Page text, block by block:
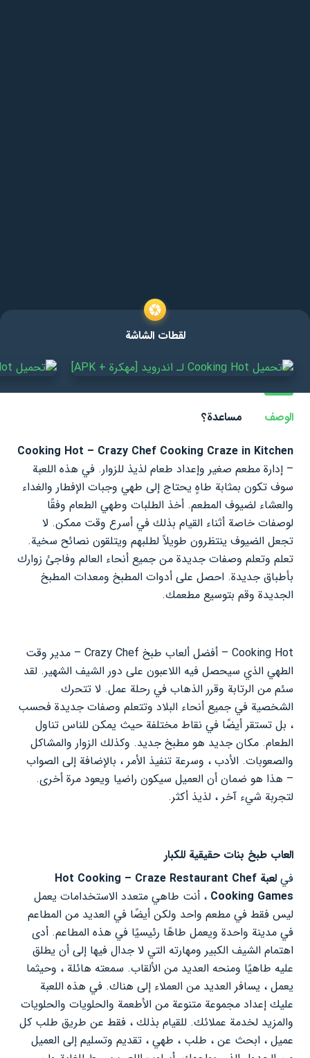
لقطات الشاشة
الوصف
مساعدة؟
Cooking Hot – Crazy Chef Cooking Craze in Kitchen
– إدارة مطعم صغير وإعداد طعام لذيذ للزوار. في هذه اللعبة
سوف تكون بمثابة طاهٍ يحتاج إلى طهي وجبات الإفطار والغداء
والعشاء لضيوف المطعم. أخذ الطلبات وطهي الطعام وفقًا
لوصفات خاصة أثناء القيام بذلك في أسرع وقت ممكن. لا
تجعل الضيوف ينتظرون طويلاً لطلبهم ويتلقون نصائح سخية.
تعلم وتعلم وصفات جديدة من جميع أنحاء العالم وفاجئ زوارك
بأطباق جديدة. احصل على أدوات المطبخ ومعدات المطبخ
الجديدة وقم بتوسيع مطعمك.
Cooking Hot – أفضل ألعاب طبخ Crazy Chef – مدير وقت
الطهي الذي سيحصل فيه اللاعبون على دور الشيف الشهير. لقد
سئم من الرتابة وقرر الذهاب في رحلة عمل. لا تتحرك
الشخصية في جميع أنحاء البلاد وتتعلم وصفات جديدة فحسب
، بل تستقر أيضًا في نقاط مختلفة حيث يمكن للناس تناول
الطعام. مكان جديد هو مطبخ جديد. وكذلك الزوار والمشاكل
والصعوبات. الأدب ، وسرعة تنفيذ الأمر ، بالإضافة إلى الصواب
– هذا هو ضمان أن العميل سيكون راضيا ويعود مرة أخرى.
لتجربة شيء آخر ، لذيذ أكثر.
العاب طبخ بنات حقيقية للكبار
في
لعبة Hot Cooking – Craze Restaurant Chef
Cooking Games ، أنت طاهي متعدد الاستخدامات يعمل
ليس فقط في مطعم واحد ولكن أيضًا في العديد من المطاعم
في مدينة واحدة ويعمل طاهًا رئيسيًا في هذه المطاعم. أدى
اهتمام الشيف الكبير ومهارته التي لا جدال فيها إلى أن يطلق
عليه طاهيًا ومنحه العديد من الألقاب. سمعته هائلة ، وحيثما
يعمل ، يسافر العديد من العملاء إلى هناك. في هذه اللعبة
عليك إعداد مجموعة متنوعة من الأطعمة والحلويات والحلويات
والمزيد لخدمة عملائك. للقيام بذلك ، فقط عن طريق طلب كل
عميل ، ابحث عن ، طلب ، طهي ، تقديم وتسليم إلى العميل